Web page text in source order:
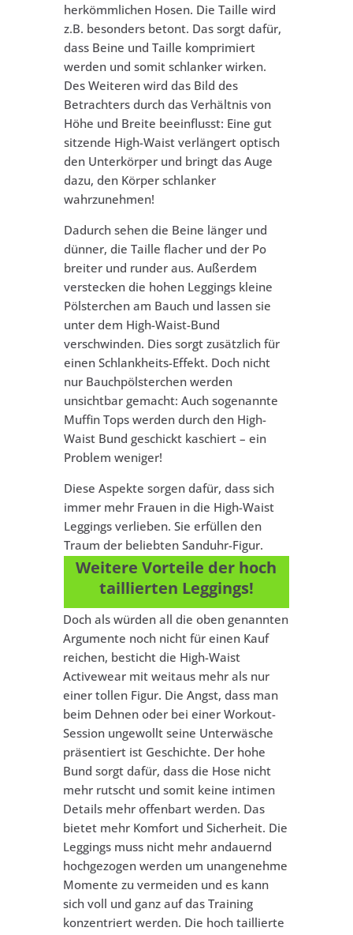
herkömmlichen Hosen. Die Taille wird
z.B. besonders betont. Das sorgt dafür,
dass Beine und Taille komprimiert
werden und somit schlanker wirken.
Des Weiteren wird das Bild des
Betrachters durch das Verhältnis von
Höhe und Breite beeinflusst: Eine gut
sitzende High-Waist verlängert optisch
den Unterkörper und bringt das Auge
dazu, den Körper schlanker
wahrzunehmen!
Dadurch sehen die Beine länger und
dünner, die Taille flacher und der Po
breiter und runder aus. Außerdem
verstecken die hohen Leggings kleine
Pölsterchen am Bauch und lassen sie
unter dem High-Waist-Bund
verschwinden. Dies sorgt zusätzlich für
einen Schlankheits-Effekt. Doch nicht
nur Bauchpölsterchen werden
unsichtbar gemacht: Auch sogenannte
Muffin Tops werden durch den High-
Waist Bund geschickt kaschiert – ein
Problem weniger!
Diese Aspekte sorgen dafür, dass sich
immer mehr Frauen in die High-Waist
Leggings verlieben. Sie erfüllen den
Traum der beliebten Sanduhr-Figur.
Weitere Vorteile der hoch
taillierten Leggings!
Doch als würden all die oben genannten
Argumente noch nicht für einen Kauf
reichen, besticht die High-Waist
Activewear mit weitaus mehr als nur
einer tollen Figur. Die Angst, dass man
beim Dehnen oder bei einer Workout-
Session ungewollt seine Unterwäsche
präsentiert ist Geschichte. Der hohe
Bund sorgt dafür, dass die Hose nicht
mehr rutscht und somit keine intimen
Details mehr offenbart werden. Das
bietet mehr Komfort und Sicherheit. Die
Leggings muss nicht mehr andauernd
hochgezogen werden um unangenehme
Momente zu vermeiden und es kann
sich voll und ganz auf das Training
konzentriert werden. Die hoch taillierte